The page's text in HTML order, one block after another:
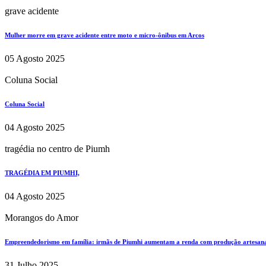
grave acidente
Mulher morre em grave acidente entre moto e micro-ônibus em Arcos
05 Agosto 2025
Coluna Social
Coluna Social
04 Agosto 2025
tragédia no centro de Piumh
TRAGÉDIA EM PIUMHI,
04 Agosto 2025
Morangos do Amor
Empreendedorismo em família: irmãs de Piumhi aumentam a renda com produção